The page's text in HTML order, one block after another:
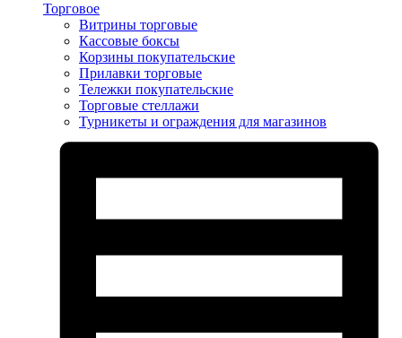
Торговое
Витрины торговые
Кассовые боксы
Корзины покупательские
Прилавки торговые
Тележки покупательские
Торговые стеллажи
Турникеты и ограждения для магазинов